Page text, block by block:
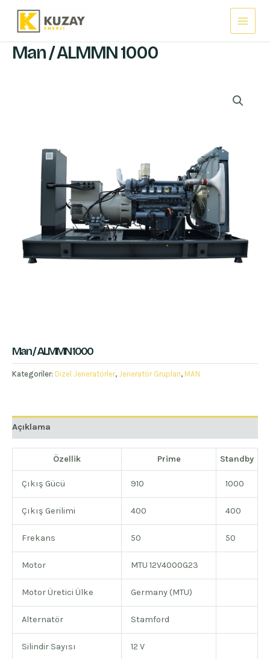
Main
Menu
Man / ALMMN 1000
Man / ALMMN 1000
Kategoriler: Dizel Jeneratörler, Jeneratör Grupları, MAN
Açıklama
Özellik Prime Standby
Çıkış Gücü 910 1000
Çıkış Gerilimi 400 400
Frekans 50 50
Motor MTU 12V4000G23
Motor Üretici Ülke Germany (MTU)
Alternatör Stamford
Silindir Sayısı 12 V